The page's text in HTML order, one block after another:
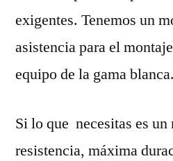
exigentes. Tenemos un
asistencia para el
equipo de la gama blanca.
Si lo que necesitas es un
resistencia, máxima